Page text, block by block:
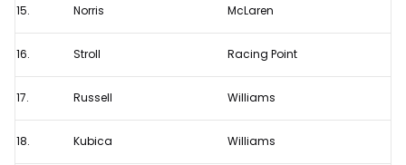
15. Norris McLaren
16. Stroll Racing Point
17. Russell Williams
18. Kubica Williams